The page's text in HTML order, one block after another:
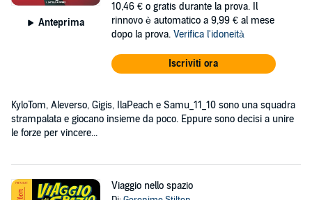
Anteprima
10,46 € o gratis durante la prova. Il
rinnovo è automatico a 9,99 € al mese
dopo la prova. Verifica l'idoneità
Iscriviti ora
KyloTom, Aleverso, Gigis, IlaPeach e Samu_11_10 sono una squadra
strampalata e giocano insieme da poco. Eppure sono decisi a unire
le forze per vincere...
Viaggio nello spazio